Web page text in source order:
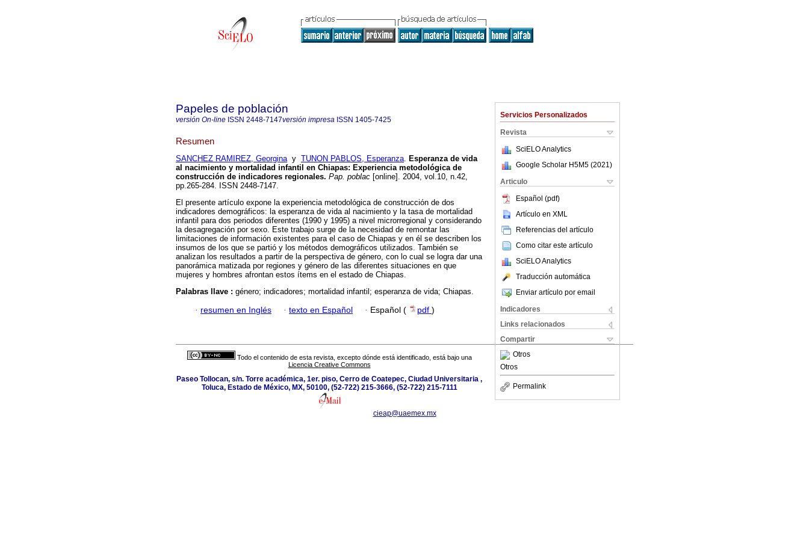
Servicios Personalizados
Revista
SciELO Analytics
Google Scholar H5M5 (2021 )
Articulo
Español (pdf)
Artículo en XML
Referencias del artículo
Como citar este artículo
SciELO Analytics
Traducción automática
Enviar artículo por email
Indicadores
Links relacionados
Compartir
Otros
Otros
Permalink
Papeles de población
versión On-line ISSN 2448-7147versión impresa ISSN 1405-7425
Resumen
SANCHEZ RAMIREZ, Georginay TUNON PABLOS, Esperanza. Esperanza de vida
al nacimiento y mortalidad infantil en Chiapas: Experiencia metodológica de
construcción de indicadores regionales. Pap. poblac [online]. 2004, vol.10, n.42,
pp.265-284. ISSN 2448-7147.
El presente artículo expone la experiencia metodológica de construcción de dos
indicadores demográficos: la esperanza de vida al nacimiento y la tasa de mortalidad
infantil para dos periodos diferentes (1990 y 1995) a nivel microrregional y considerando
la desagregación por sexo. Este trabajo surge de la necesidad de remontar las
limitaciones de información existentes para el caso de Chiapas y en él se describen los
insumos de los que se partió y los métodos demográficos utilizados. También se
analizan los resultados a partir de la perspectiva de género, con lo cual se logra dar una
panorámica matizada por regiones y género de las diferentes situaciones en que
mujeres y hombres afrontan estos ítems en el estado de Chiapas.
Palabras llave : género; indicadores; mortalidad infantil; esperanza de vida; Chiapas.
· resumen en Inglés · texto en Español · Español ( pdf )
Todo el contenido de esta revista, excepto dónde está identificado, está bajo una
Licencia Creative Commons
Paseo Tollocan, s/n. Torre académica, 1er. piso, Cerro de Coatepec, Ciudad Universitaria ,
Toluca, Estado de México, MX, 50100, (52-722) 215-3666, (52-722) 215-7111
cieap@uaemex.mx